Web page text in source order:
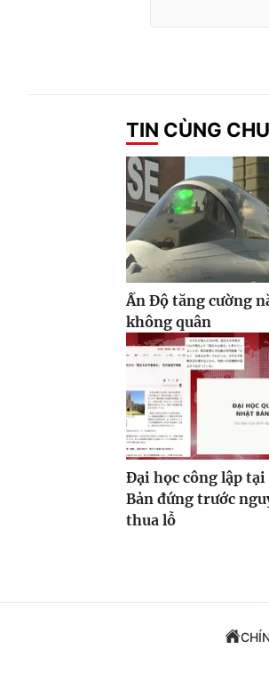
TIN CÙNG
Ấn Độ tăng cường
không quân
Đại học công lập
Bản đứng trước
thua lỗ